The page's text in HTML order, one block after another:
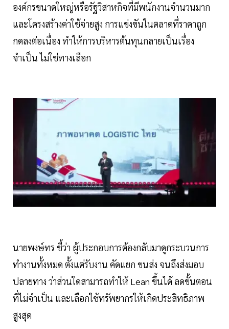
องค์กรขนาดใหญ่หรือรัฐวิสาหกิจที่มีพนักงานจำนวนมาก
และโครงสร้างค่าใช้จ่ายสูง การแข่งขันในตลาดที่ราคาถูก
กดลงต่อเนื่อง ทำให้การบริหารต้นทุนกลายเป็นเรื่อง
จำเป็น ไม่ใช่ทางเลือก
นายพงษ์ทร ชี้ว่า ผู้ประกอบการต้องกลับมาดูกระบวนการ
ทำงานทั้งหมด ตั้งแต่รับงาน คัดแยก ขนส่ง จนถึงส่งมอบ
ปลายทาง ว่าส่วนใดสามารถทำให้ Lean ขึ้นได้ ลดขั้นตอน
ที่ไม่จำเป็น และเลือกใช้ทรัพยากรให้เกิดประสิทธิภาพ
สูงสุด